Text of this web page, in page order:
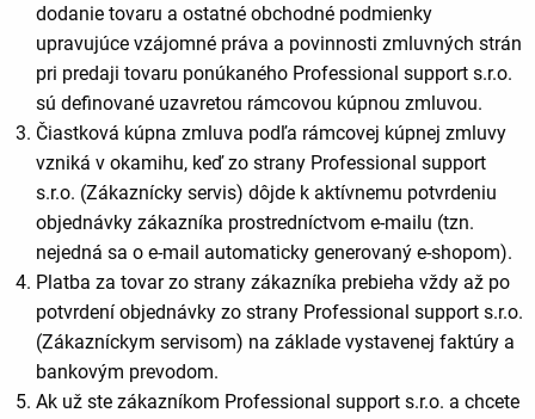
dodanie tovaru a ostatné obchodné podmienky
upravujúce vzájomné práva a povinnosti zmluvných strán
pri predaji tovaru ponúkaného Professional support s.r.o.
sú definované uzavretou rámcovou kúpnou zmluvou.
Čiastková kúpna zmluva podľa rámcovej kúpnej zmluvy
vzniká v okamihu, keď zo strany Professional support
s.r.o. (Zákaznícky servis) dôjde k aktívnemu potvrdeniu
objednávky zákazníka prostredníctvom e-mailu (tzn.
nejedná sa o e-mail automaticky generovaný e-shopom).
Platba za tovar zo strany zákazníka prebieha vždy až po
potvrdení objednávky zo strany Professional support s.r.o.
(Zákazníckym servisom) na základe vystavenej faktúry a
bankovým prevodom.
Ak už ste zákazníkom Professional support s.r.o. a chcete